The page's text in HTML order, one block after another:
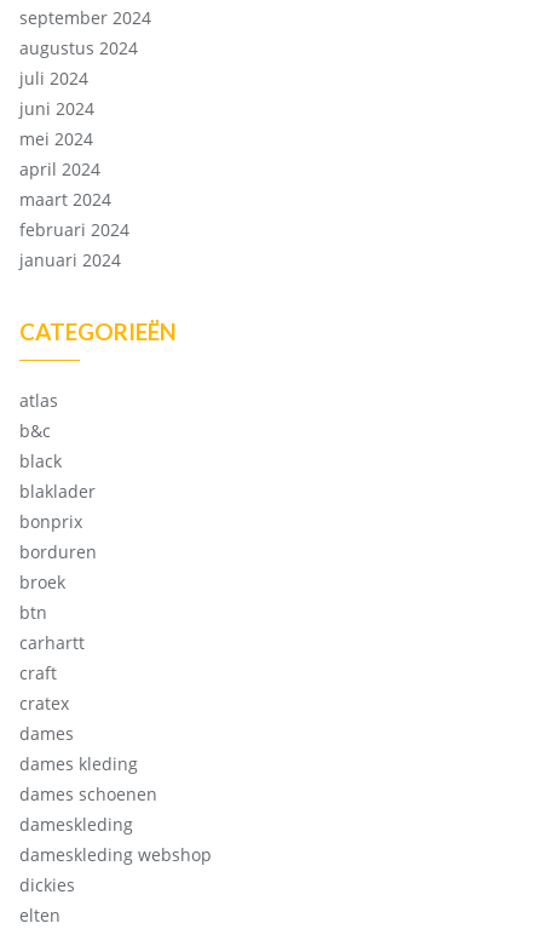
september 2024
augustus 2024
juli 2024
juni 2024
mei 2024
april 2024
maart 2024
februari 2024
januari 2024
CATEGORIEËN
atlas
b&c
black
blaklader
bonprix
borduren
broek
btn
carhartt
craft
cratex
dames
dames kleding
dames schoenen
dameskleding
dameskleding webshop
dickies
elten